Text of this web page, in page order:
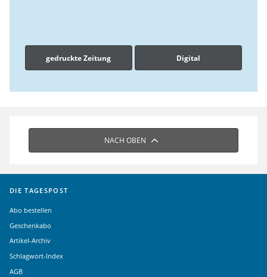
gedruckte Zeitung Digital
NACH OBEN
DIE TAGESPOST
Abo bestellen
Geschenkabo
Artikel-Archiv
Schlagwort-Index
AGB